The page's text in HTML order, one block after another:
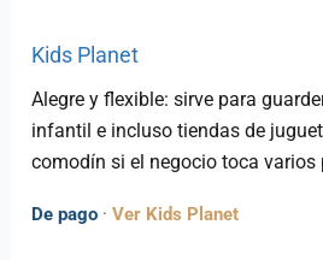
Kids Planet
Alegre y flexible: sirve para
infantil e incluso tiendas de
comodín si el negocio toca varios
De pago ·Ver Kids Planet